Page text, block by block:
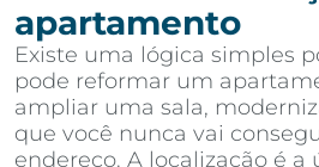
apartamento
Existe uma lógica simples
pode reformar um
ampliar uma sala,
que você nunca vai
endereço. A localização é a